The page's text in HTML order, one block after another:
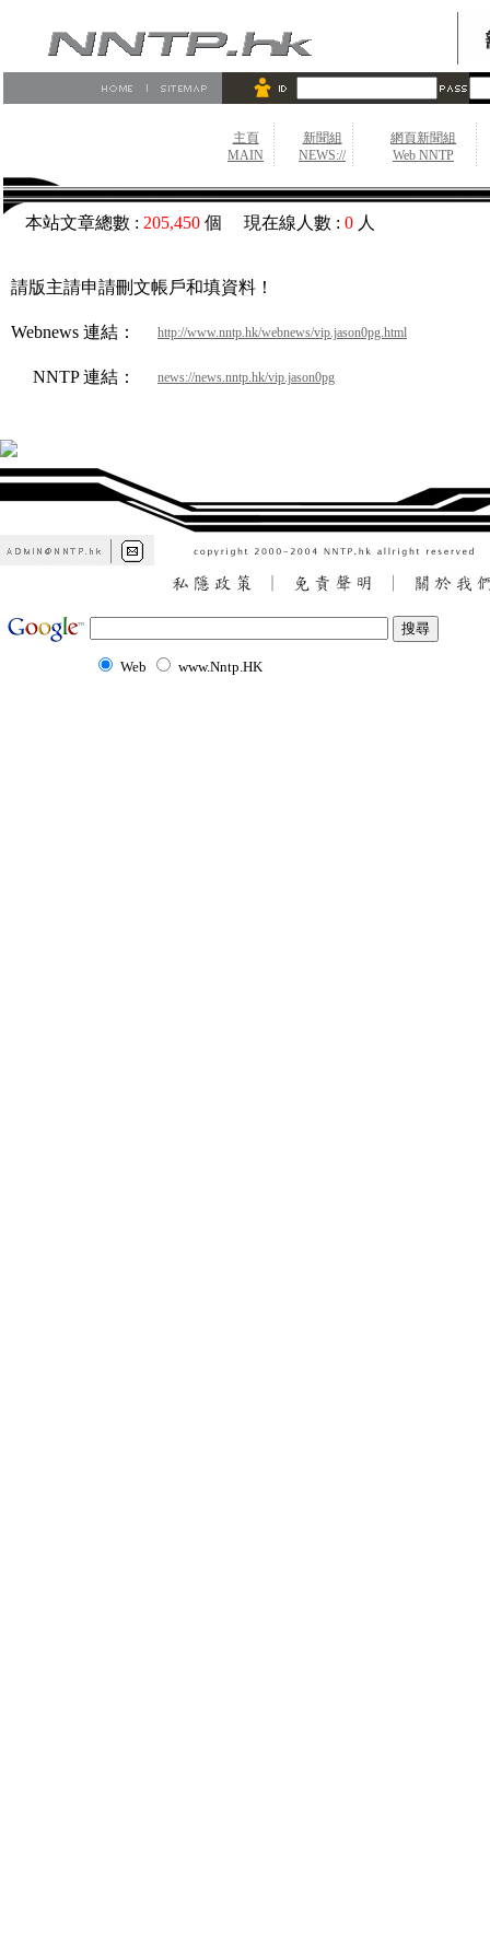
主頁
MAIN
新聞組
NEWS://
網頁新聞組
Web NNTP
本站文章總數 : 205,450 個 現在線人數 : 0 人
請版主請申請刪文帳戶和填資料！
Webnews 連結： http://www.nntp.hk/webnews/vip.jason0pg.html
NNTP 連結： news://news.nntp.hk/vip.jason0pg
Web www.Nntp.HK